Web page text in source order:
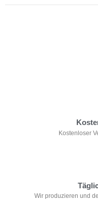
Kostenloser
Wir produzieren und